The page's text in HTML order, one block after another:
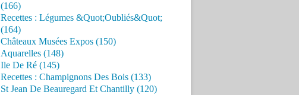
(166)
Recettes : Légumes &Quot;Oubliés&Quot;
(164)
Châteaux Musées Expos (150)
Aquarelles (148)
Ile De Ré (145)
Recettes : Champignons Des Bois (133)
St Jean De Beauregard Et Chantilly (120)